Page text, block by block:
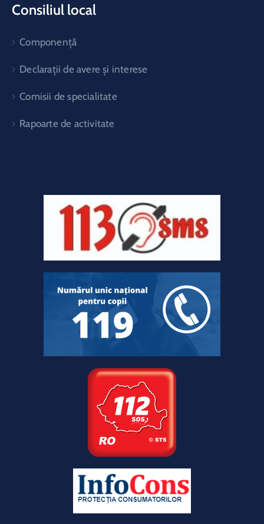
Consiliul local
Componență
Declarații de avere și interese
Comisii de specialitate
Rapoarte de activitate